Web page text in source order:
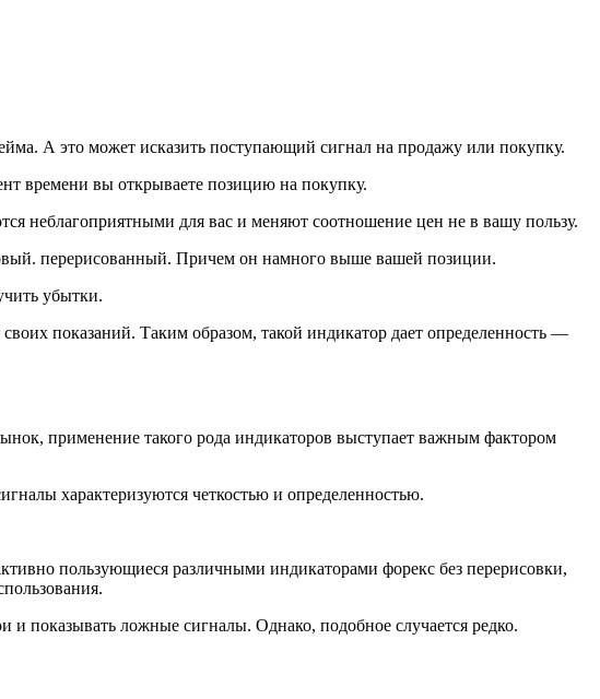
А это может исказить поступающий сигнал на продажу или покупку.
времени вы открываете позицию на покупку.
неблагоприятными для вас и меняют соотношение цен не в вашу пользу.
перерисованный. Причем он намного выше вашей позиции.
убытки.
показаний. Таким образом, такой индикатор дает определенность —
применение такого рода индикаторов выступает важным фактором
характеризуются четкостью и определенностью.
пользующиеся различными индикаторами форекс без перерисовки,
показывать ложные сигналы. Однако, подобное случается редко.